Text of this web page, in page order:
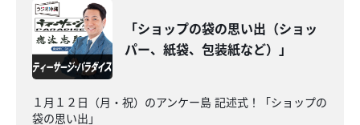
「ショップの袋の思い出（ショッ
パー、紙袋、包装紙など）」
１月１２日（月・祝）のアンケー島 記述式！「ショップの
袋の思い出」